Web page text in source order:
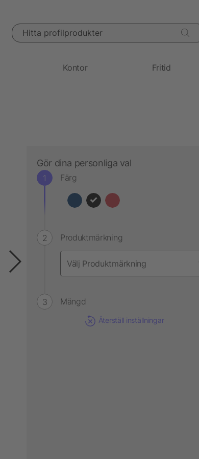
Hitta profilprodukter
Kontor Fritid
Gör dina personliga val
Färg
Produktmärkning
Mängd
Återställ inställningar